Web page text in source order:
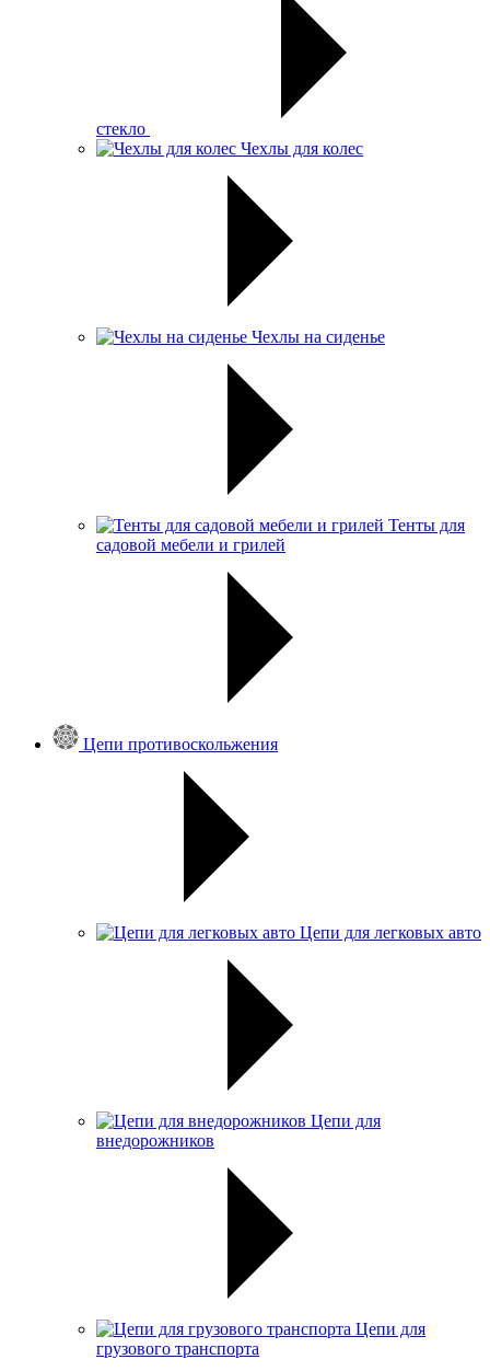
стекло
Чехлы для колес
Чехлы на сиденье
Тенты для
садовой мебели и грилей
Цепи противоскольжения
Цепи для легковых авто
Цепи для
внедорожников
Цепи для
грузового транспорта